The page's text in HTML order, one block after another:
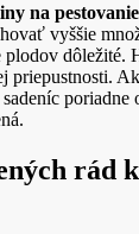
na
vyššie
plodov dôležité.
priepustnosti.
poriadne
rád